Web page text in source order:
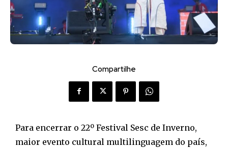
Compartilhe
Para encerrar o 22º Festival Sesc de Inverno,
maior evento cultural multilinguagem do país,